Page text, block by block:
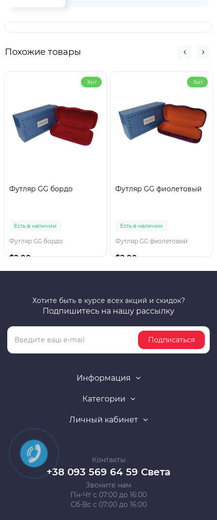
Похожие товары
Хит
Футляр GG бордо
Есть в наличии
Футляр GG бордо
$2.00
Хит
Футляр GG фиолетовый
Есть в наличии
Футляр GG фиолетовый
$2.00
Хотите быть в курсе всех акций и скидок?
Подпишитесь на нашу рассылку
Подписаться
Информация
Категории
Личный кабинет
Контакты
+38 093 569 64 59 Света
Звоните нам
Пн-Чт с 07:00 до 16:00
Сб-Вс с 07:00 до 16:00